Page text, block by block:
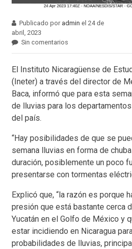
Publicado por admin el 24 de
abril, 2023
Sin comentarios
El Instituto Nicaragüense de
(Ineter) a través del director de
Baca, informó que para esta
de lluvias para los
del país.
“Hay posibilidades de que se
semana lluvias en forma de
duración, posiblemente un poco
presentarse con tormentas
Explicó que, “la razón es porque
presión que está bastante cerca
Yucatán en el Golfo de México y
estar incidiendo en Nicaragua
probabilidades de lluvias,